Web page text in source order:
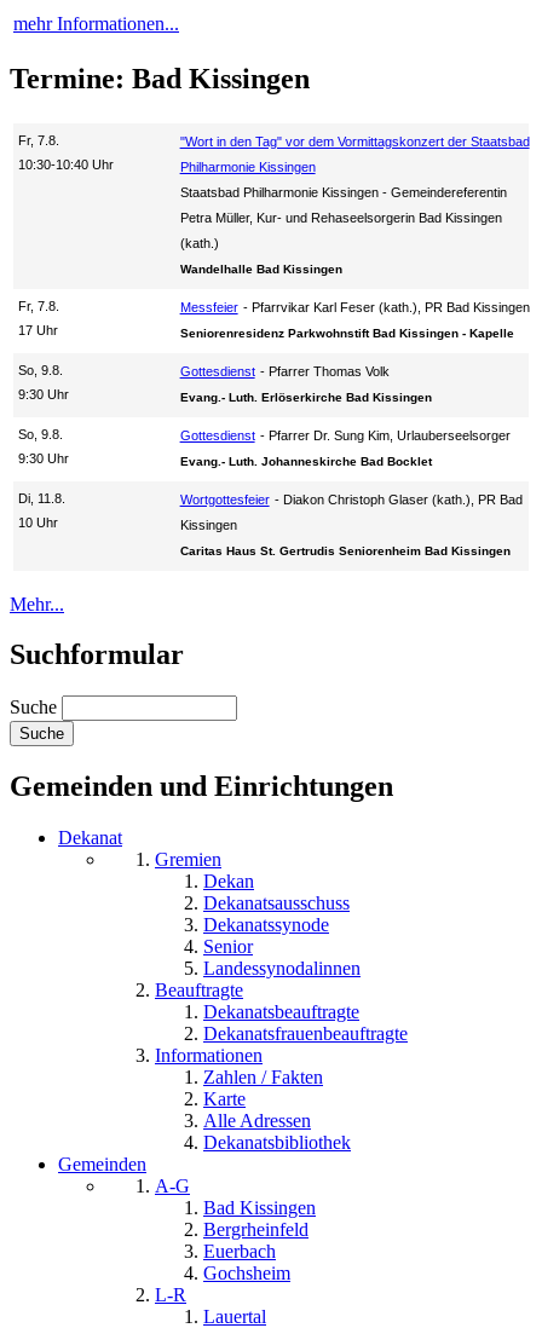
mehr Informationen...
Termine: Bad Kissingen
Fr, 7.8.
10:30-10:40 Uhr
"Wort in den Tag" vor dem Vormittagskonzert der Staatsbad
Philharmonie Kissingen
Staatsbad Philharmonie Kissingen
Gemeindereferentin
Petra Müller, Kur- und Rehaseelsorgerin Bad Kissingen
(kath.)
Wandelhalle Bad Kissingen
Fr, 7.8.
17 Uhr
Messfeier Pfarrvikar Karl Feser (kath.), PR Bad Kissingen
Seniorenresidenz Parkwohnstift Bad Kissingen - Kapelle
So, 9.8.
9:30 Uhr
Gottesdienst Pfarrer Thomas Volk
Evang.- Luth. Erlöserkirche Bad Kissingen
So, 9.8.
9:30 Uhr
Gottesdienst Pfarrer Dr. Sung Kim, Urlauberseelsorger
Evang.- Luth. Johanneskirche Bad Bocklet
Di, 11.8.
10 Uhr
Wortgottesfeier
Diakon Christoph Glaser (kath.), PR Bad
Kissingen
Caritas Haus St. Gertrudis Seniorenheim Bad Kissingen
Mehr...
Suchformular
Suche
Gemeinden und Einrichtungen
Dekanat
Gremien
Dekan
Dekanatsausschuss
Dekanatssynode
Senior
Landessynodalinnen
Beauftragte
Dekanatsbeauftragte
Dekanatsfrauenbeauftragte
Informationen
Zahlen / Fakten
Karte
Alle Adressen
Dekanatsbibliothek
Gemeinden
A-G
Bad Kissingen
Bergrheinfeld
Euerbach
Gochsheim
L-R
Lauertal